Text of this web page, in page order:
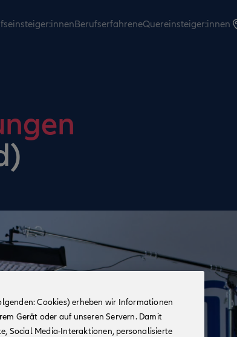
BerufserfahreneQuereinsteiger:innen
Cookies) erheben wir Informationen
Gerät oder auf unseren Servern. Damit
Social Media-Interaktionen, personalisierte